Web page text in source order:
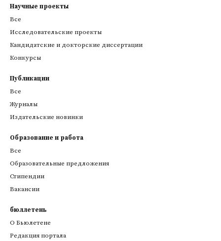
Научные проекты
Все
Исследовательские проекты
Кандидатские и докторские диссертации
Конкурсы
Публикации
Все
Журналы
Издательские новинки
Образование и работа
Все
Образовательные предложения
Стипендии
Вакансии
бюллетень
О Бьюлетене
Редакция портала